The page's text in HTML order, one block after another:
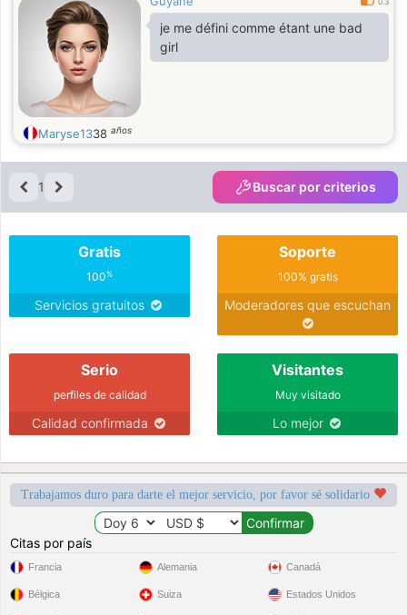
0.3
je me défini comme étant une bad
girl
Maryse1338 años
1 Buscar por criterios
Gratis
100%
Servicios gratuitos
Soporte
100% gratis
Moderadores que escuchan
Serio
perfiles de calidad
Calidad confirmada
Visitantes
Muy visitado
Lo mejor
Trabajamos duro para darte el mejor servicio, por favor sé solidario
Citas por país
Francia
Bélgica
Alemania
Suiza
Canadá
Estados Unidos